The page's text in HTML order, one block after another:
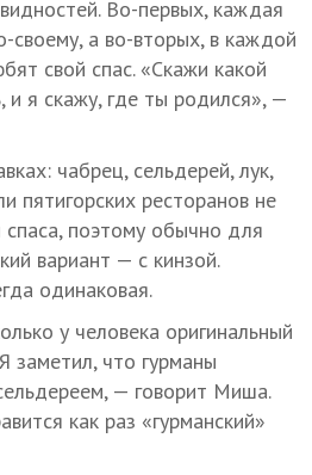
Во-первых, каждая
своему, а во-вторых, в каждой
свой спас. «Скажи какой
и я скажу, где ты родился», —
чабрец, сельдерей, лук,
пятигорских ресторанов не
поэтому обычно для
вариант — с кинзой.
одинаковая.
у человека оригинальный
заметил, что гурманы
— говорит Миша.
как раз «гурманский»